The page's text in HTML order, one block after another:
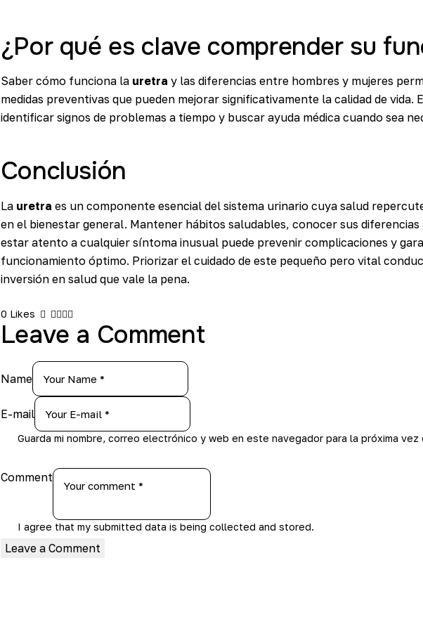
¿Por qué es clave comprender su
Saber cómo funciona la uretra y las diferencias entre hombres y mujeres
medidas preventivas que pueden mejorar significativamente la calidad de vida.
identificar signos de problemas a tiempo y buscar ayuda médica cuando sea
Conclusión
La uretra es un componente esencial del sistema urinario cuya salud
en el bienestar general. Mantener hábitos saludables, conocer sus diferencias
estar atento a cualquier síntoma inusual puede prevenir complicaciones y
funcionamiento óptimo. Priorizar el cuidado de este pequeño pero vital
inversión en salud que vale la pena.
0 Likes
Leave a Comment
Name
E-mail
Guarda mi nombre, correo electrónico y web en este navegador para la próxima vez
Comment
I agree that my submitted data is being collected and stored.